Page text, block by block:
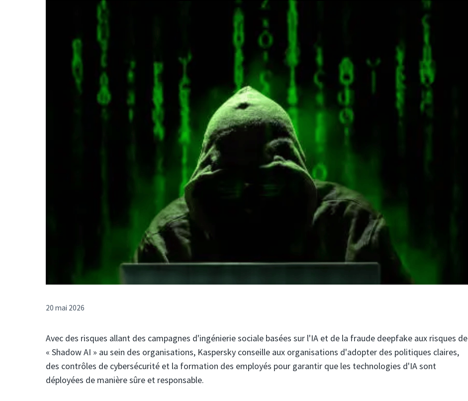
20 mai 2026
Avec des risques allant des campagnes d'ingénierie sociale basées sur l'IA et de la fraude deepfake aux risques de
« Shadow AI » au sein des organisations, Kaspersky conseille aux organisations d'adopter des politiques claires,
des contrôles de cybersécurité et la formation des employés pour garantir que les technologies d'IA sont
déployées de manière sûre et responsable.